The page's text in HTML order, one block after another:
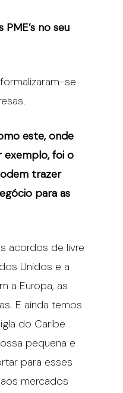
no seu
se
este, onde
exemplo, foi o
trazer
para as
acordos de livre
Unidos e a
a Europa, as
E ainda temos
do Caribe
pequena e
para esses
mercados